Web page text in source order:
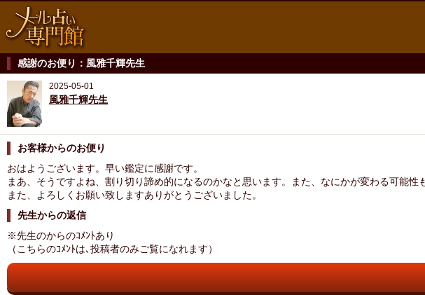
感謝のお便り：風雅千輝先生
2025-05-01
風雅千輝先生
お客様からのお便り
おはようございます。早い鑑定に感謝です。
まあ、そうですよね、割り切り諦め的になるのかなと思います。また、なにかが変わる可能
また、よろしくお願い致しますありがとうございました。
先生からの返信
※先生のからのｺﾒﾝﾄあり
（こちらのｺﾒﾝﾄは､投稿者のみご覧になれます）